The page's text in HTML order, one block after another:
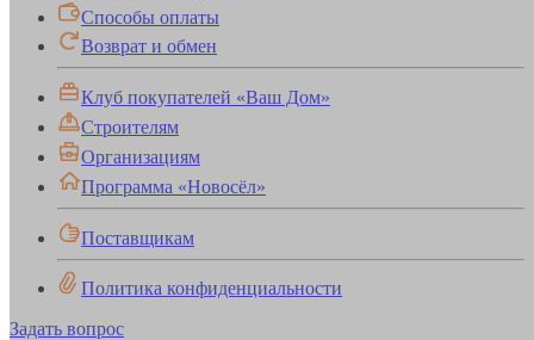
Способы оплаты
Возврат и обмен
Клуб покупателей «Ваш Дом»
Строителям
Организациям
Программа «Новосёл»
Поставщикам
Политика конфиденциальности
Задать вопрос